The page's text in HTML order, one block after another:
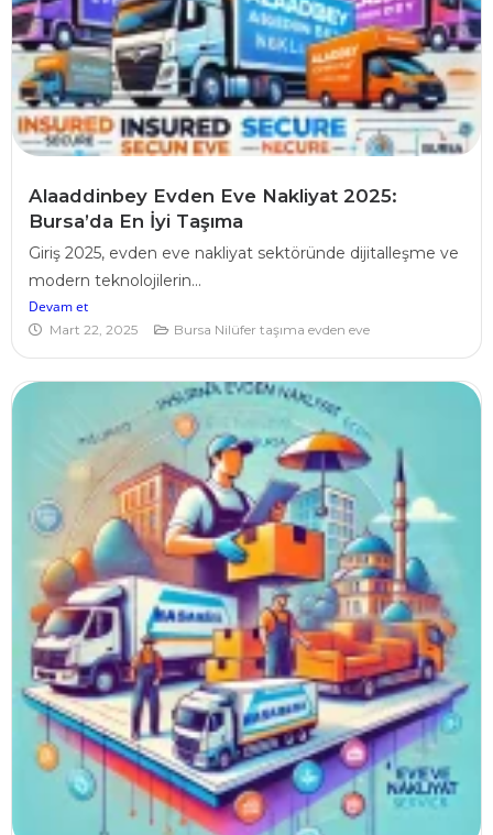
Alaaddinbey Evden Eve Nakliyat 2025:
Bursa’da En İyi Taşıma
Giriş 2025, evden eve nakliyat sektöründe dijitalleşme ve
modern teknolojilerin...
Devam et
Mart 22, 2025 Bursa Nilüfer taşıma evden eve